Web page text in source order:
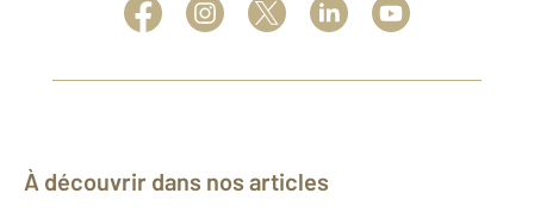
À découvrir dans nos articles